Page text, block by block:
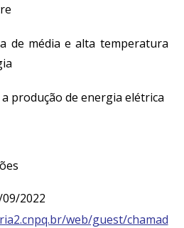
de média e alta temperatura
produção de energia elétrica
2022
web/guest/chamad